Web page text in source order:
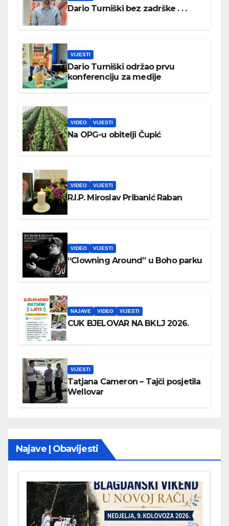
Dario Turniški bez zadrške . . .
VIJESTI
Dario Turniški održao prvu
konferenciju za medije
VIDEO VIJESTI
Na OPG-u obitelji Čupić
VIDEO VIJESTI
R.I.P. Miroslav Pribanić Raban
VIDEO VIJESTI
“Clowning Around” u Boho parku
NAJAVE VIDEO VIJESTI
CUK BJELOVAR NA BKLJ 2026.
VIJESTI
Tatjana Cameron – Tajči posjetila
Wellovar
Najave | Obavijesti